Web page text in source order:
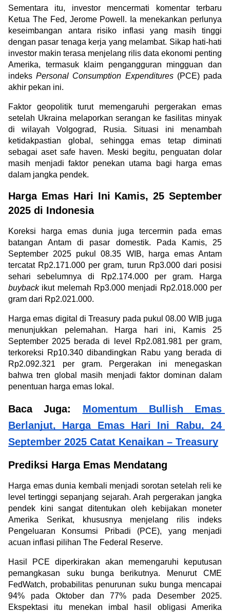
Sementara itu, investor mencermati komentar terbaru
Ketua The Fed, Jerome Powell. Ia menekankan perlunya
keseimbangan antara risiko inflasi yang masih tinggi
dengan pasar tenaga kerja yang melambat. Sikap hati-hati
investor makin terasa menjelang rilis data ekonomi penting
Amerika, termasuk klaim pengangguran mingguan dan
indeks Personal Consumption Expenditures (PCE) pada
akhir pekan ini.
Faktor geopolitik turut memengaruhi pergerakan emas
setelah Ukraina melaporkan serangan ke fasilitas minyak
di wilayah Volgograd, Rusia. Situasi ini menambah
ketidakpastian global, sehingga emas tetap diminati
sebagai aset safe haven. Meski begitu, penguatan dolar
masih menjadi faktor penekan utama bagi harga emas
dalam jangka pendek.
Harga Emas Hari Ini Kamis, 25 September
2025 di Indonesia
Koreksi harga emas dunia juga tercermin pada emas
batangan Antam di pasar domestik. Pada Kamis, 25
September 2025 pukul 08.35 WIB, harga emas Antam
tercatat Rp2.171.000 per gram, turun Rp3.000 dari posisi
buyback ikut melemah Rp3.000 menjadi Rp2.018.000 per
gram dari Rp2.021.000.
Harga emas digital di Treasury pada pukul 08.00 WIB juga
menunjukkan pelemahan. Harga hari ini, Kamis 25
September 2025 berada di level Rp2.081.981 per gram,
terkoreksi Rp10.340 dibandingkan Rabu yang berada di
Rp2.092.321 per gram. Pergerakan ini menegaskan
bahwa tren global masih menjadi faktor dominan dalam
penentuan harga emas lokal.
Baca Juga: Momentum Bullish Emas
Berlanjut, Harga Emas Hari Ini Rabu, 24
September 2025 Catat Kenaikan – Treasury
Prediksi Harga Emas Mendatang
Harga emas dunia kembali menjadi sorotan setelah reli ke
level tertinggi sepanjang sejarah. Arah pergerakan jangka
pendek kini sangat ditentukan oleh kebijakan moneter
Amerika Serikat, khususnya menjelang rilis indeks
Pengeluaran Konsumsi Pribadi (PCE), yang menjadi
acuan inflasi pilihan The Federal Reserve.
Hasil PCE diperkirakan akan memengaruhi keputusan
pemangkasan suku bunga berikutnya. Menurut CME
FedWatch, probabilitas penurunan suku bunga mencapai
94% pada Oktober dan 77% pada Desember 2025.
Ekspektasi itu menekan imbal hasil obligasi Amerika